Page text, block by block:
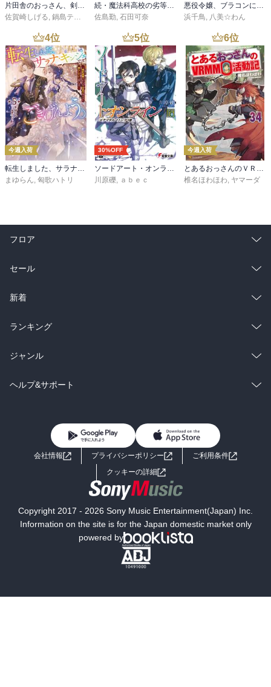
片田舎のおっさん、剣聖になる 11 ～ただの田舎の剣術師範だったのに、大成した弟子たちが俺を放ってくれない件～
佐賀崎しげる, 鍋島テツヒロ
続・魔法科高校の劣等生 メイジアン・カンパニー(11)
佐島勤, 石田可奈
悪役令嬢、ブラコンにジョブチェンジします９【電子特典付き】
浜千鳥, 八美☆わん
4位
今週入荷
転生しました、サラナ・キンジェです。ごきげんよう。５ ～婚約破棄されたので田舎で気ままに暮らしたいと思います～【電子書店共通特典SS付】
まゆらん, 匈歌ハトリ
5位
30%OFF
ソードアート・オンライン29 ユナイタル・リングVIII
川原礫, ａｂｅｃ
6位
今週入荷
とあるおっさんのＶＲＭＭＯ活動記34
椎名ほわほわ, ヤマーダ
フロア
総合
ラノベ
雑誌・グラビア
BL・TL
セール
総合
ラノベ
雑誌・グラビア
BL・TL
新着
総合
ラノベ
雑誌・グラビア
ランキング
総合
ラノベ
ジャンル
コミック
ライトノベル 男子向けラノベ
小説
海外小説
ミステリー SF
文学
ヘルプ&サポート
よくあるご質問 お問い合わせ
会社情報 プライバシーポリシー
ご利用条件
クッキーの詳細
Copyright 2017 - 2026 Sony Music Entertainment(Japan) Inc.
Information on the site is for the Japan domestic market only
powered by